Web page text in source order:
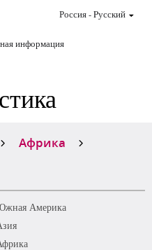
информация
Россия-Pусский
Африка
Америка